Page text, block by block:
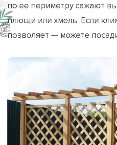
по ее периметру сажают
плющи или хмель. Если
позволяет — можете